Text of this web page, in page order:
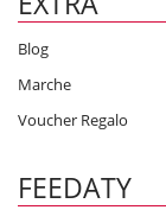
Blog
Marche
Voucher Regalo
FEEDATY